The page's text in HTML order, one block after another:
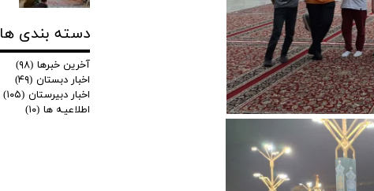
دسته بندی ها
آخرین خبرها (۹۸)
اخبار دبستان (۴۹)
اخبار دبیرستان (۱۰۵)
اطلاعیـه ها (۱۰)